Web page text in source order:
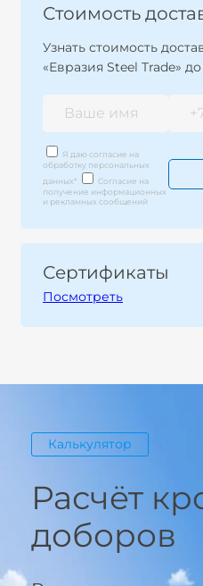
Стоимость
Узнать стоимость
«Евразия Steel Trade»
Я даю согласие на
обработку персональных
данных*
Согласие на
получение информационных
и рекламных сообщений
Сертификаты
Посмотреть
Калькулятор
Расчёт
доборов